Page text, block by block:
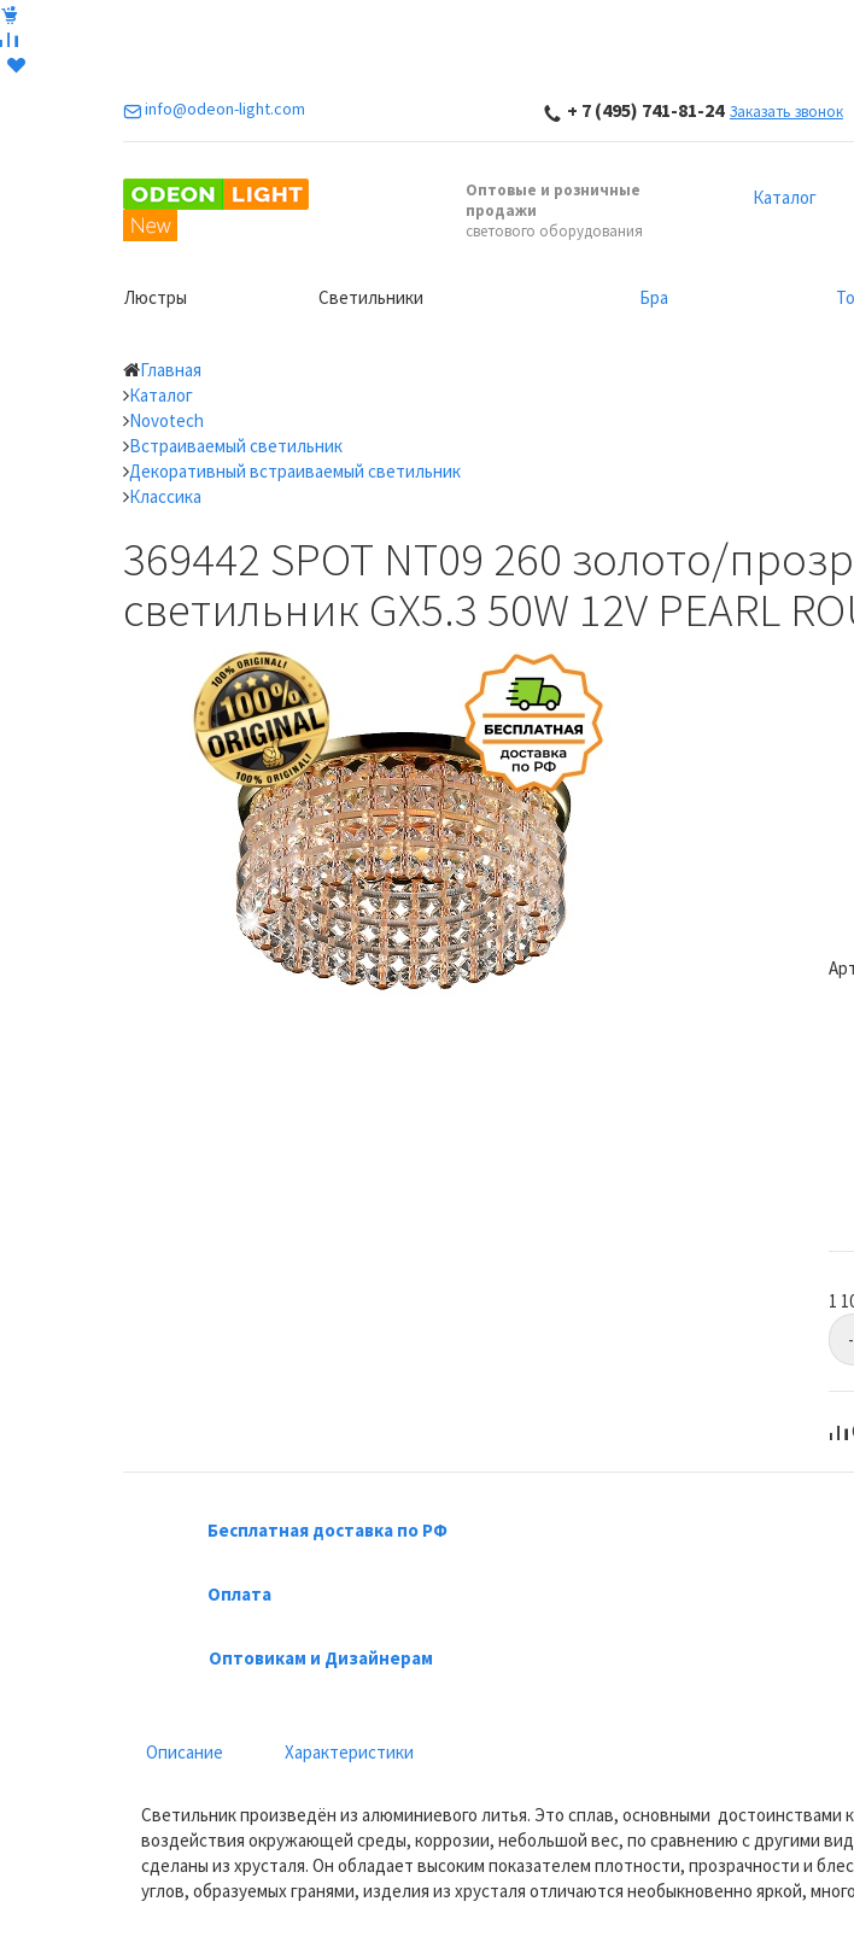
info@odeon-light.com + 7 (495) 741-81-24 Заказать звонок
Оптовые и розничные
продажи
светового оборудования
Каталог
Люстры Светильники Бра
Главная
Каталог
Novotech
Встраиваемый светильник
Декоративный встраиваемый светильник
Классика
369442 SPOT NT09 260 золото/
светильник GX5.3 50W 12V PEARL
1
-
Бесплатная доставка по РФ
Оплата
Оптовикам и Дизайнерам
Описание Характеристики
Светильник произведён из алюминиевого литья. Это сплав, основными достоинствами
воздействия окружающей среды, коррозии, небольшой вес, по сравнению с другими
сделаны из хрусталя. Он обладает высоким показателем плотности, прозрачности и
углов, образуемых гранями, изделия из хрусталя отличаются необыкновенно яркой,